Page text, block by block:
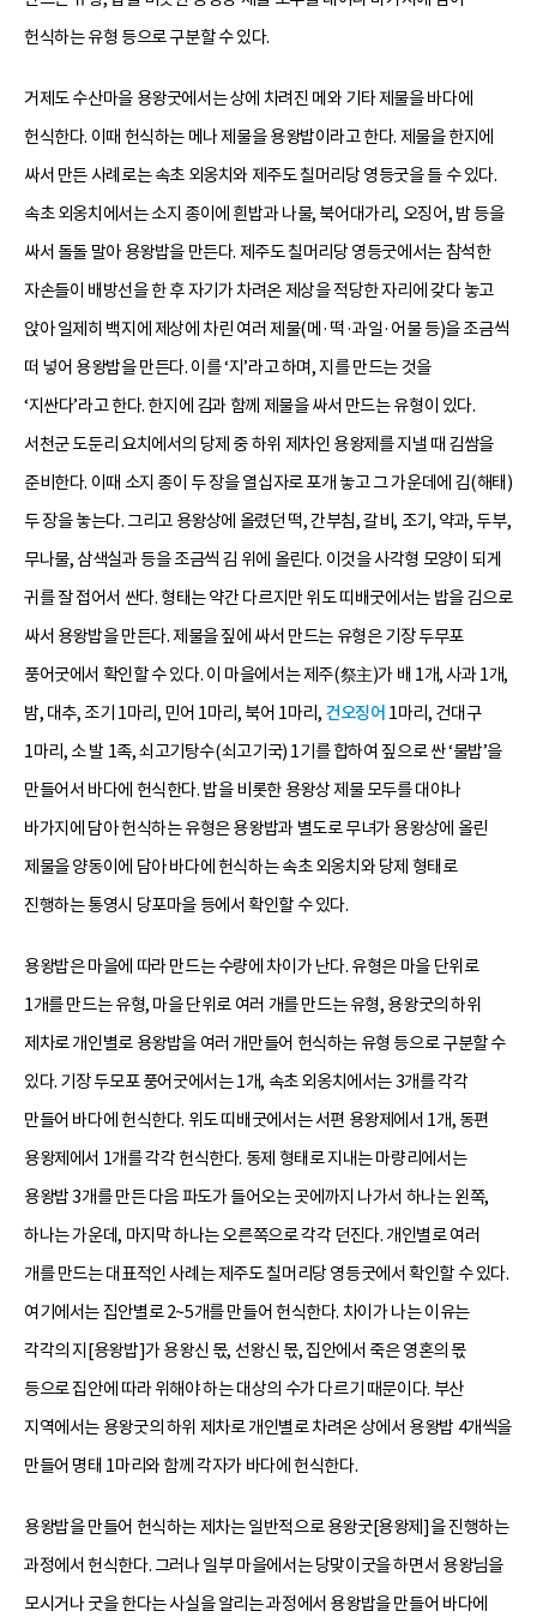
헌식하는 유형 등으로 구분할 수 있다.
거제도 수산마을 용왕굿에서는 상에 차려진 메와 기타 제물을 바다에
헌식한다. 이때 헌식하는 메나 제물을 용왕밥이라고 한다. 제물을 한지에
싸서 만든 사례로는 속초 외옹치와 제주도 칠머리당 영등굿을 들 수 있다.
속초 외옹치에서는 소지 종이에 흰밥과 나물, 북어대가리, 오징어, 밤 등을
싸서 돌돌 말아 용왕밥을 만든다. 제주도 칠머리당 영등굿에서는 참석한
자손들이 배방선을 한 후 자기가 차려온 제상을 적당한 자리에 갖다 놓고
앉아 일제히 백지에 제상에 차린 여러 제물(메·떡·과일·어물 등)을 조금씩
떠 넣어 용왕밥을 만든다. 이를 ‘지’라고 하며, 지를 만드는 것을
‘지싼다’라고 한다. 한지에 김과 함께 제물을 싸서 만드는 유형이 있다.
서천군 도둔리 요치에서의 당제 중 하위 제차인 용왕제를 지낼 때 김쌈을
준비한다. 이때 소지 종이 두 장을 열십자로 포개 놓고 그 가운데에 김(해태)
두 장을 놓는다. 그리고 용왕상에 올렸던 떡, 간부침, 갈비, 조기, 약과, 두부,
무나물, 삼색실과 등을 조금씩 김 위에 올린다. 이것을 사각형 모양이 되게
귀를 잘 접어서 싼다. 형태는 약간 다르지만 위도 띠배굿에서는 밥을 김으로
싸서 용왕밥을 만든다. 제물을 짚에 싸서 만드는 유형은 기장 두무포
풍어굿에서 확인할 수 있다. 이 마을에서는 제주(祭主)가 배 1개, 사과 1개,
밤, 대추, 조기 1마리, 민어 1마리, 북어 1마리, 건오징어 1마리, 건대구
1마리, 소 발 1족, 쇠고기탕수(쇠고기국) 1기를 합하여 짚으로 싼 ‘물밥’을
만들어서 바다에 헌식한다. 밥을 비롯한 용왕상 제물 모두를 대야나
바가지에 담아 헌식하는 유형은 용왕밥과 별도로 무녀가 용왕상에 올린
제물을 양동이에 담아 바다에 헌식하는 속초 외옹치와 당제 형태로
진행하는 통영시 당포마을 등에서 확인할 수 있다.
용왕밥은 마을에 따라 만드는 수량에 차이가 난다. 유형은 마을 단위로
1개를 만드는 유형, 마을 단위로 여러 개를 만드는 유형, 용왕굿의 하위
제차로 개인별로 용왕밥을 여러 개만들어 헌식하는 유형 등으로 구분할 수
있다. 기장 두모포 풍어굿에서는 1개, 속초 외옹치에서는 3개를 각각
만들어 바다에 헌식한다. 위도 띠배굿에서는 서편 용왕제에서 1개, 동편
용왕제에서 1개를 각각 헌식한다. 동제 형태로 지내는 마량리에서는
용왕밥 3개를 만든 다음 파도가 들어오는 곳에까지 나가서 하나는 왼쪽,
하나는 가운데, 마지막 하나는 오른쪽으로 각각 던진다. 개인별로 여러
개를 만드는 대표적인 사례는 제주도 칠머리당 영등굿에서 확인할 수 있다.
여기에서는 집안별로 2~5개를 만들어 헌식한다. 차이가 나는 이유는
각각의 지[용왕밥]가 용왕신 몫, 선왕신 몫, 집안에서 죽은 영혼의 몫
등으로 집안에 따라 위해야 하는 대상의 수가 다르기 때문이다. 부산
지역에서는 용왕굿의 하위 제차로 개인별로 차려온 상에서 용왕밥 4개씩을
만들어 명태 1마리와 함께 각자가 바다에 헌식한다.
용왕밥을 만들어 헌식하는 제차는 일반적으로 용왕굿[용왕제]을 진행하는
과정에서 헌식한다. 그러나 일부 마을에서는 당맞이굿을 하면서 용왕님을
모시거나 굿을 한다는 사실을 알리는 과정에서 용왕밥을 만들어 바다에